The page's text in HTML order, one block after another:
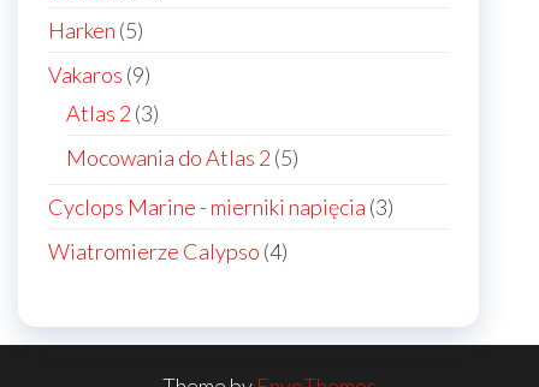
Harken 55
products
Vakaros 99
products
Atlas 2 33
products
Mocowania do Atlas 2 55
Cyclops Marine - mierniki napięcia 33
Wiatromierze Calypso 44